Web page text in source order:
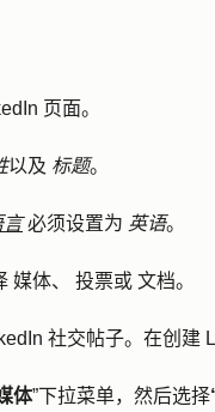
页面。
以及 标题。
言必须设置为 英语。
媒体、 投票或 文档。
社交帖子。在创建
体”下拉菜单，然后选择